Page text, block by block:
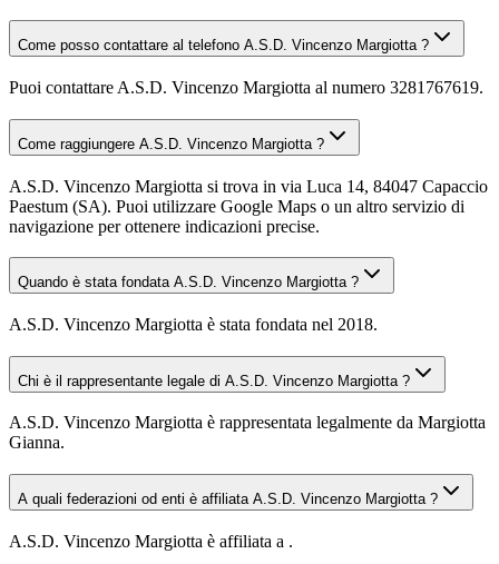
Come posso contattare al telefono A.S.D. Vincenzo Margiotta ?
Puoi contattare A.S.D. Vincenzo Margiotta al numero 3281767619.
Come raggiungere A.S.D. Vincenzo Margiotta ?
A.S.D. Vincenzo Margiotta si trova in via Luca 14, 84047 Capaccio
Paestum (SA). Puoi utilizzare Google Maps o un altro servizio di
navigazione per ottenere indicazioni precise.
Quando è stata fondata A.S.D. Vincenzo Margiotta ?
A.S.D. Vincenzo Margiotta è stata fondata nel 2018.
Chi è il rappresentante legale di A.S.D. Vincenzo Margiotta ?
A.S.D. Vincenzo Margiotta è rappresentata legalmente da Margiotta
Gianna.
A quali federazioni od enti è affiliata A.S.D. Vincenzo Margiotta ?
A.S.D. Vincenzo Margiotta è affiliata a .